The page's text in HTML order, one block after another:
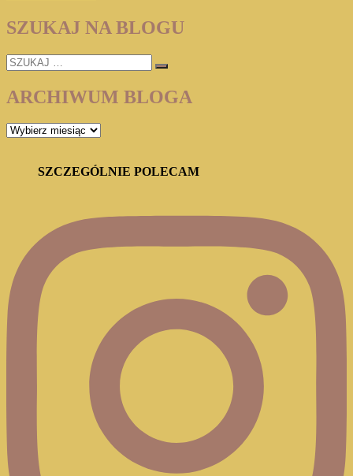
Mario
Vargas
SZUKAJ NA BLOGU
SZUKAJ
…
ARCHIWUM BLOGA
ARCHIWUM
SZCZEGÓLNIE POLECAM